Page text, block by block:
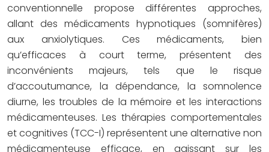
conventionnelle propose différentes approches,
allant des médicaments hypnotiques (somnifères)
aux anxiolytiques. Ces médicaments, bien
qu’efficaces à court terme, présentent des
inconvénients majeurs, tels que le risque
d’accoutumance, la dépendance, la somnolence
diurne, les troubles de la mémoire et les interactions
médicamenteuses. Les thérapies comportementales
et cognitives (TCC-I) représentent une alternative non
médicamenteuse efficace, en agissant sur les